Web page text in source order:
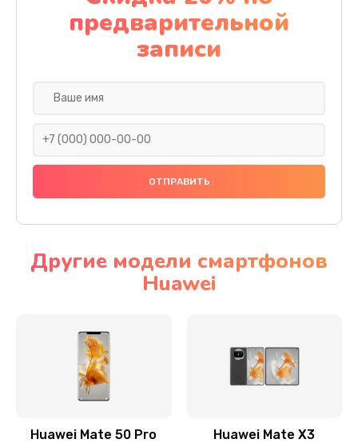
Обновление ПО
890 руб.
290 руб.
Заказать
Заказать
Замена микрофона
предварительной
записи
Другие модели смартфонов
Huawei
Huawei Mate 50 Pro Huawei Mate X3